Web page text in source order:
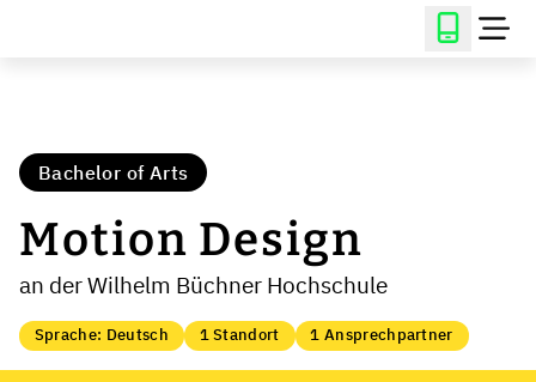
Bachelor of Arts
Motion Design
an der Wilhelm Büchner Hochschule
Sprache: Deutsch 1 Standort 1 Ansprechpartner